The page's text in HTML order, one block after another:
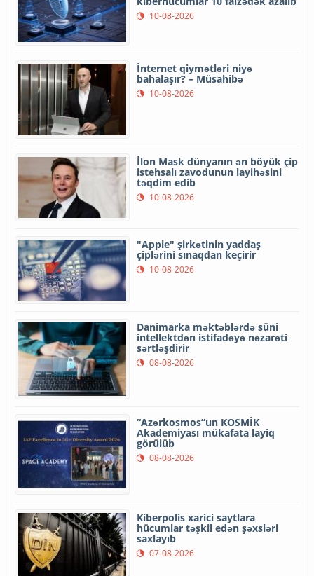
10-08-2026
İnternet qiymətləri niyə
bahalaşır? – Müsahibə
10-08-2026
İlon Mask dünyanın ən böyük çip
istehsalı zavodunun layihəsini
təqdim edib
10-08-2026
"Apple" şirkətinin yaddaş
çiplərini sınaqdan keçirir
10-08-2026
Danimarka məktəblərdə süni
intellektdən istifadəyə nəzarəti
sərtləşdirir
08-08-2026
“Azərkosmos”un KOSMİK
Akademiyası mükafata layiq
görülüb
08-08-2026
Kiberpolis xarici saytlara
hücumlar təşkil edən şəxsləri
saxlayıb
07-08-2026